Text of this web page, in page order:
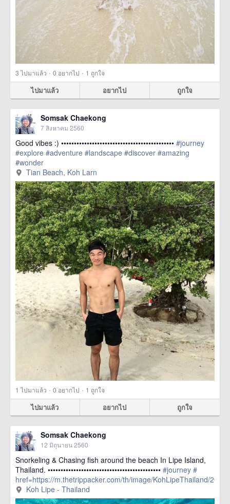
3ไปมาแล้ว · 0 อยากไป · 1 ถูกใจ
ไปมาแล้ว อยากไป ถูกใจ
Somsak Chaekong
7 สิงหาคม 2560
Good vibes :) •••••••••••••••••••••••••••••••••••••••••••• #journey
#explore #adventure #landscape #discover #amazing
#wonder
href=https://m.thetrippacker.com/th/image/TianBeachKohLarn/
more
Tian Beach, Koh Larn
1 ไปมาแล้ว · 0 อยากไป · 1 ถูกใจ
ไปมาแล้ว อยากไป ถูกใจ
Somsak Chaekong
12 มิถุนายน 2560
Snorkeling & Chasing fish around the beach In Lipe Island,
Thailand. •••••••••••••••••••••••••••••••••••••••••••• #journey #
href=https://m.thetrippacker.com/th/image/KohLipeThailand/
moreKoh Lipe - Thailand